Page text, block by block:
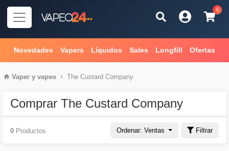
0
Novedades Vapers Líquidos Sales Longfill Ofertas
Vaper y vapeo The Custard Company
Comprar The Custard Company
Ordenar: Ventas Filtrar
0 Productos